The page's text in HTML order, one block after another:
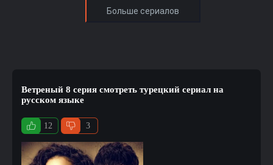
Ветреный 8 серия смотреть турецкий сериал на
русском языке
12 3